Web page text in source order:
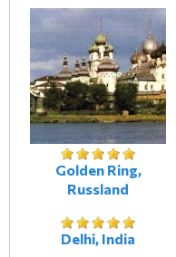
Golden Ring,
Russland
Delhi, India